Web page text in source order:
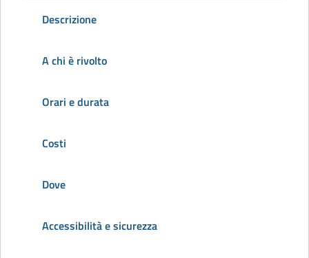
Descrizione
A chi è rivolto
Orari e durata
Costi
Dove
Accessibilità e sicurezza